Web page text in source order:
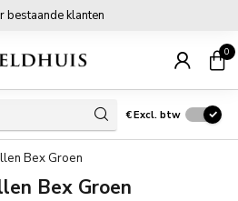
bestaande klanten
0
€Excl. btw
Bex Groen
Bex Groen